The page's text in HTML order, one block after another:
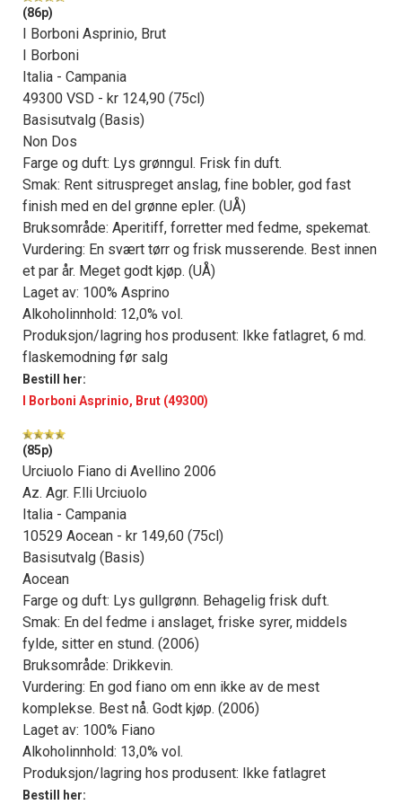
(86p)
I Borboni Asprinio, Brut
I Borboni
Italia - Campania
49300 VSD - kr 124,90 (75cl)
Basisutvalg (Basis)
Non Dos
Farge og duft: Lys grønngul. Frisk fin duft.
Smak: Rent sitruspreget anslag, fine bobler, god fast
finish med en del grønne epler. (UÅ)
Bruksområde: Aperitiff, forretter med fedme, spekemat.
Vurdering: En svært tørr og frisk musserende. Best innen
et par år. Meget godt kjøp. (UÅ)
Laget av: 100% Asprino
Alkoholinnhold: 12,0% vol.
Produksjon/lagring hos produsent: Ikke fatlagret, 6 md.
flaskemodning før salg
Bestill her:
I Borboni Asprinio, Brut (49300)
(85p)
Urciuolo Fiano di Avellino 2006
Az. Agr. F.lli Urciuolo
Italia - Campania
10529 Aocean - kr 149,60 (75cl)
Basisutvalg (Basis)
Aocean
Farge og duft: Lys gullgrønn. Behagelig frisk duft.
Smak: En del fedme i anslaget, friske syrer, middels
fylde, sitter en stund. (2006)
Bruksområde: Drikkevin.
Vurdering: En god fiano om enn ikke av de mest
komplekse. Best nå. Godt kjøp. (2006)
Laget av: 100% Fiano
Alkoholinnhold: 13,0% vol.
Produksjon/lagring hos produsent: Ikke fatlagret
Bestill her: